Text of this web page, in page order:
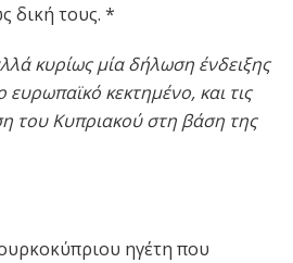
δική τους. *
κυρίως μία δήλωση ένδειξης
κεκτημένο, και τις
του Κυπριακού στη βάση της
ηγέτη που